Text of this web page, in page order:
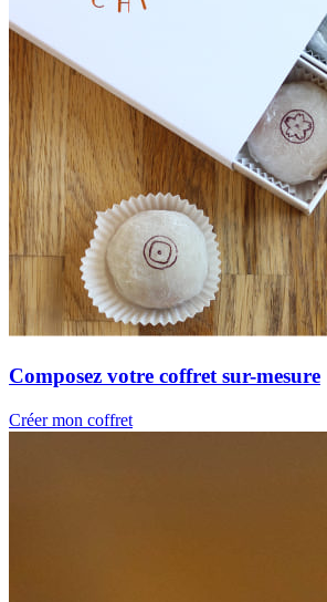
Composez votre coffret sur-mesure
Créer mon coffret